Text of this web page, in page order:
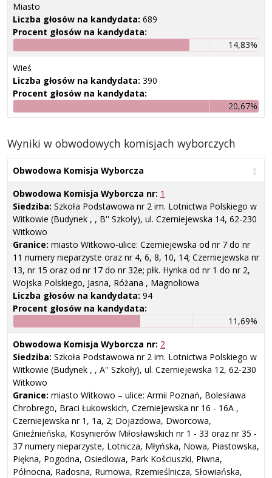
Miasto
Liczba głosów na kandydata: 689
Procent głosów na kandydata:
14,83%
Wieś
Liczba głosów na kandydata: 390
Procent głosów na kandydata:
20,67%
Wyniki w obwodowych komisjach wyborczych
Obwodowa Komisja Wyborcza
Obwodowa Komisja Wyborcza nr: 1
Siedziba: Szkoła Podstawowa nr 2 im. Lotnictwa Polskiego w
Witkowie (Budynek , , B'' Szkoły), ul. Czerniejewska 14, 62-230
Witkowo
Granice: miasto Witkowo-ulice: Czerniejewska od nr 7 do nr
11 numery nieparzyste oraz nr 4, 6, 8, 10, 14; Czerniejewska nr
13, nr 15 oraz od nr 17 do nr 32e; płk. Hynka od nr 1 do nr 2,
Wojska Polskiego, Jasna, Różana , Magnoliowa
Liczba głosów na kandydata: 94
Procent głosów na kandydata:
11,69%
Obwodowa Komisja Wyborcza nr: 2
Siedziba: Szkoła Podstawowa nr 2 im. Lotnictwa Polskiego w
Witkowie (Budynek , , A'' Szkoły), ul. Czerniejewska 12, 62-230
Witkowo
Granice: miasto Witkowo – ulice: Armii Poznań, Bolesława
Chrobrego, Braci Łukowskich, Czerniejewska nr 16 - 16A ,
Czerniejewska nr 1, 1a, 2; Dojazdowa, Dworcowa,
Gnieźnieńska, Kosynierów Miłosławskich nr 1 - 33 oraz nr 35 -
37 numery nieparzyste, Lotnicza, Młyńska, Nowa, Piastowska,
Piękna, Pogodna, Osiedlowa, Park Kościuszki, Piwna,
Północna, Radosna, Rumowa, Rzemieślnicza, Słowiańska,